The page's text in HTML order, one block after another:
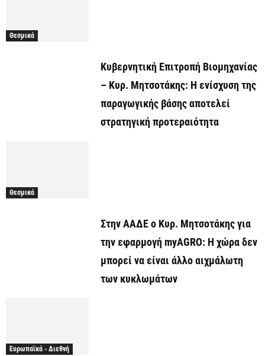
Θεσμικά
Κυβερνητική Επιτροπή Βιομηχανίας
– Κυρ. Μητσοτάκης: Η ενίσχυση της
παραγωγικής βάσης αποτελεί
στρατηγική προτεραιότητα
Θεσμικά
Στην ΑΑΔΕ ο Κυρ. Μητσοτάκης για
την εφαρμογή myAGRO: Η χώρα δεν
μπορεί να είναι άλλο αιχμάλωτη
των κυκλωμάτων
Ευρωπαϊκά - Διεθνή